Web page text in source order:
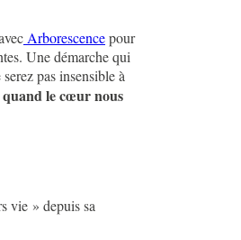
Arborescencepour
Une démarche qui
pas insensible à
le cœur nous
vie » depuis sa